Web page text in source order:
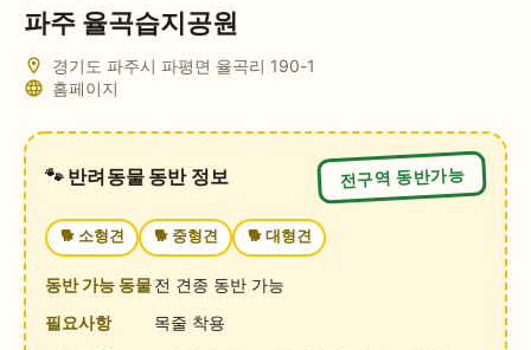
파주 율곡습지공원
경기도 파주시 파평면 율곡리 190-1
홈페이지
🐾 반려동물 동반 정보 전구역 동반가능
🐕 소형견 🐕 중형견 🐕 대형견
동반 가능 동물전 견종 동반 가능
필요사항
목줄 착용